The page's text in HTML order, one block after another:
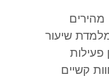
מהירים
שיעור
פעילות
קשיים